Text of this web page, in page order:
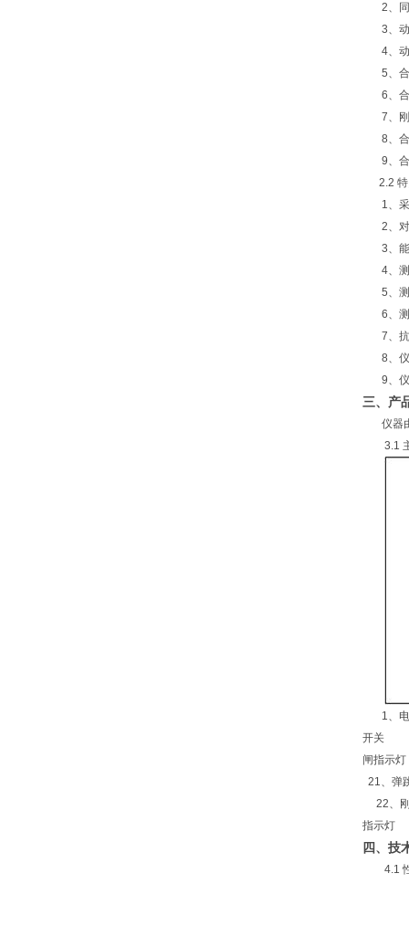
2、
3、
4、
5、合
6、合
7、刚
8、合
9、合
2.2 特
1、采
2、对
3、能
4、测
5、测
6、测
7、抗
8、仪
9、仪
三、产
仪器由
3.1 主
1、
开关 8
闸指示
21、弹
22、
指示灯
四、技
4.1 性